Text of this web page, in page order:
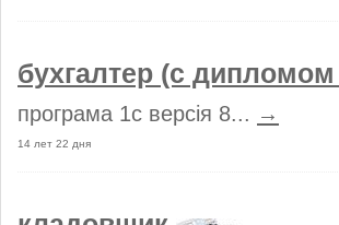
бухгалтер (с
програма 1с версія 8... →
14 лет 22 дня